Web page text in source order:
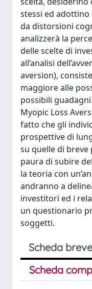
stessi ed
da distorsioni
analizzerà la
delle scelte di
all’analisi
aversion),
maggiore alle
possibili
Myopic Loss
fatto che gli
prospettive di
su quelle di
paura di subire
la teoria con
andranno a
investitori ed i
un questionario
soggetti.
Scheda breve
Scheda